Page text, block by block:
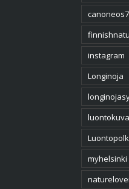
instagram
Longinoja
luontokuva
myhelsinki